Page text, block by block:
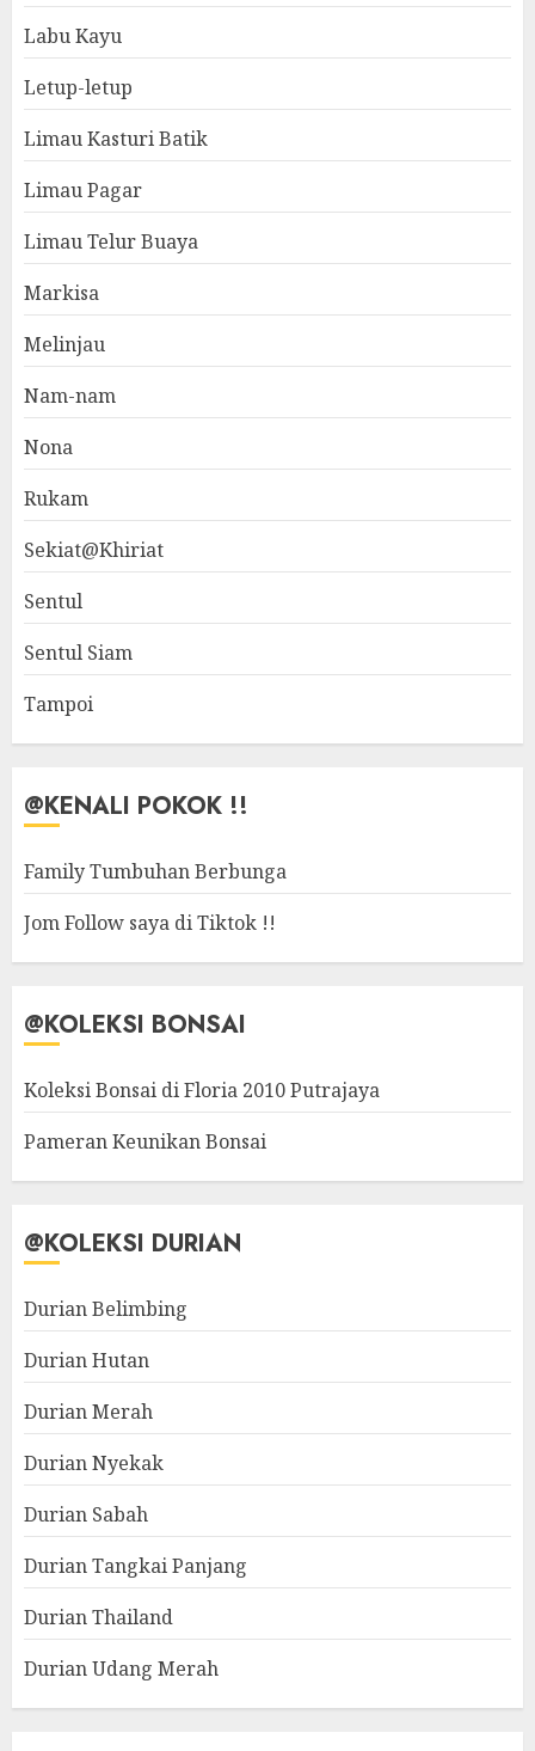
Labu Kayu
Letup-letup
Limau Kasturi Batik
Limau Pagar
Limau Telur Buaya
Markisa
Melinjau
Nam-nam
Nona
Rukam
Sekiat@Khiriat
Sentul
Sentul Siam
Tampoi
@KENALI POKOK !!
Family Tumbuhan Berbunga
Jom Follow saya di Tiktok !!
@KOLEKSI BONSAI
Koleksi Bonsai di Floria 2010 Putrajaya
Pameran Keunikan Bonsai
@KOLEKSI DURIAN
Durian Belimbing
Durian Hutan
Durian Merah
Durian Nyekak
Durian Sabah
Durian Tangkai Panjang
Durian Thailand
Durian Udang Merah